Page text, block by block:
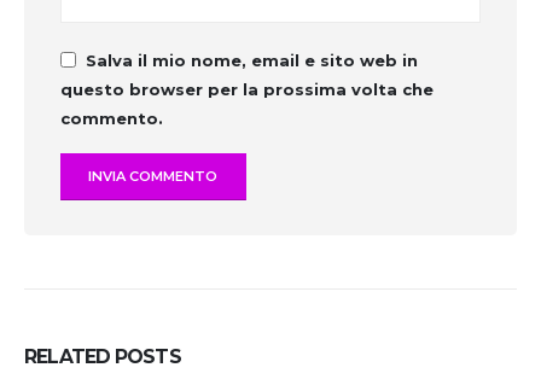
Salva il mio nome, email e sito web in
questo browser per la prossima volta che
commento.
RELATED POSTS